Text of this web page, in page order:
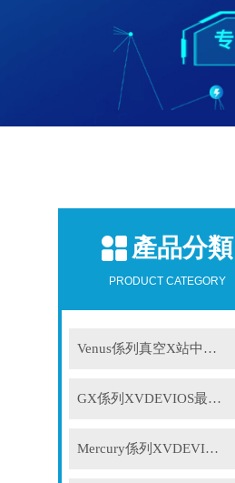
產品分類
PRODUCT CATEGORY
Venus係列真空X站中文免费版
GX係列XVDEVIOS最新版APP下载
Mercury係列XVDEVIOS最新版APP下载